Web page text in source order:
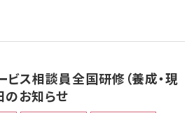
ス相談員全国研修（養成・現
のお知らせ